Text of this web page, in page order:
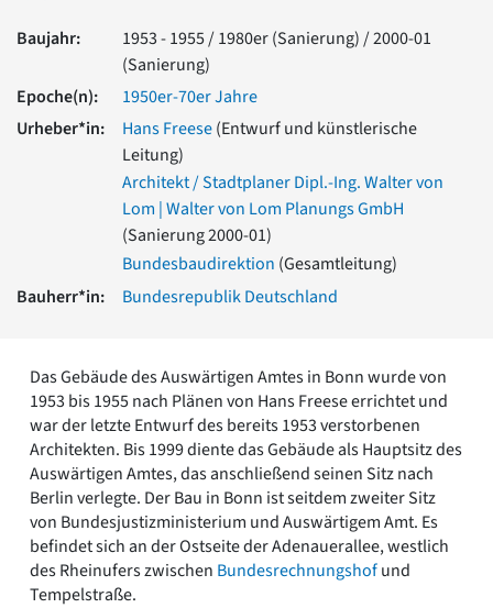
Vorromanik
Römische Antike
Über uns
Über baukunst-nrw
Fachbeirat
Freunde & Förderer
Impressum
Datenschutz
Suchbegriff eingeben
Baujahr:
1953 - 1955 / 1980er (Sanierung) / 2000-01
(Sanierung)
Epoche(n):
1950er-70er Jahre
Urheber*in:
Hans Freese(Entwurf und künstlerische
Leitung)
Architekt / Stadtplaner Dipl.-Ing. Walter von
Lom | Walter von Lom Planungs GmbH
(Sanierung 2000-01)
Bundesbaudirektion (Gesamtleitung)
Bauherr*in:
Bundesrepublik Deutschland
Das Gebäude des Auswärtigen Amtes in Bonn wurde von
1953 bis 1955 nach Plänen von Hans Freese errichtet und
war der letzte Entwurf des bereits 1953 verstorbenen
Architekten. Bis 1999 diente das Gebäude als Hauptsitz des
Auswärtigen Amtes, das anschließend seinen Sitz nach
Berlin verlegte. Der Bau in Bonn ist seitdem zweiter Sitz
von Bundesjustizministerium und Auswärtigem Amt. Es
befindet sich an der Ostseite der Adenauerallee, westlich
des Rheinufers zwischen Bundesrechnungshofund
Tempelstraße.